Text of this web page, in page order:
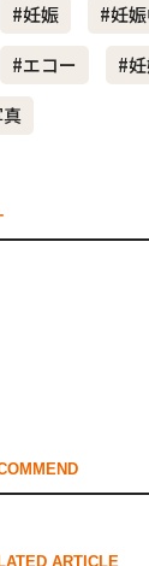
#妊娠 #妊
#エコー
#
ARTICLE